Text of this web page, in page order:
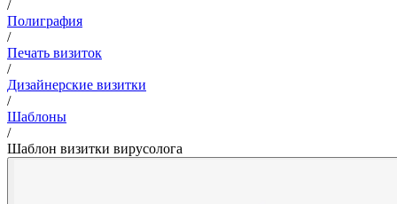
/
Полиграфия
/
Печать визиток
/
Дизайнерские визитки
/
Шаблоны
/
Шаблон визитки вирусолога